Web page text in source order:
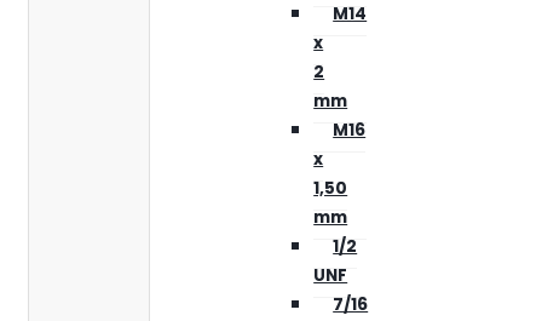
M14
x
2
mm
M16
x
1,50
mm
1/2
UNF
7/16